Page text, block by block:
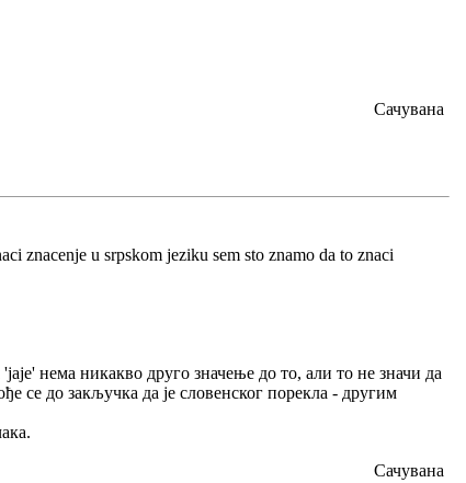
Сачувана
znacenje u srpskom jeziku sem sto znamo da to znaci
нема никакво друго значење до то, али то не значи да
се до закључка да је словенског порекла - другим
Сачувана